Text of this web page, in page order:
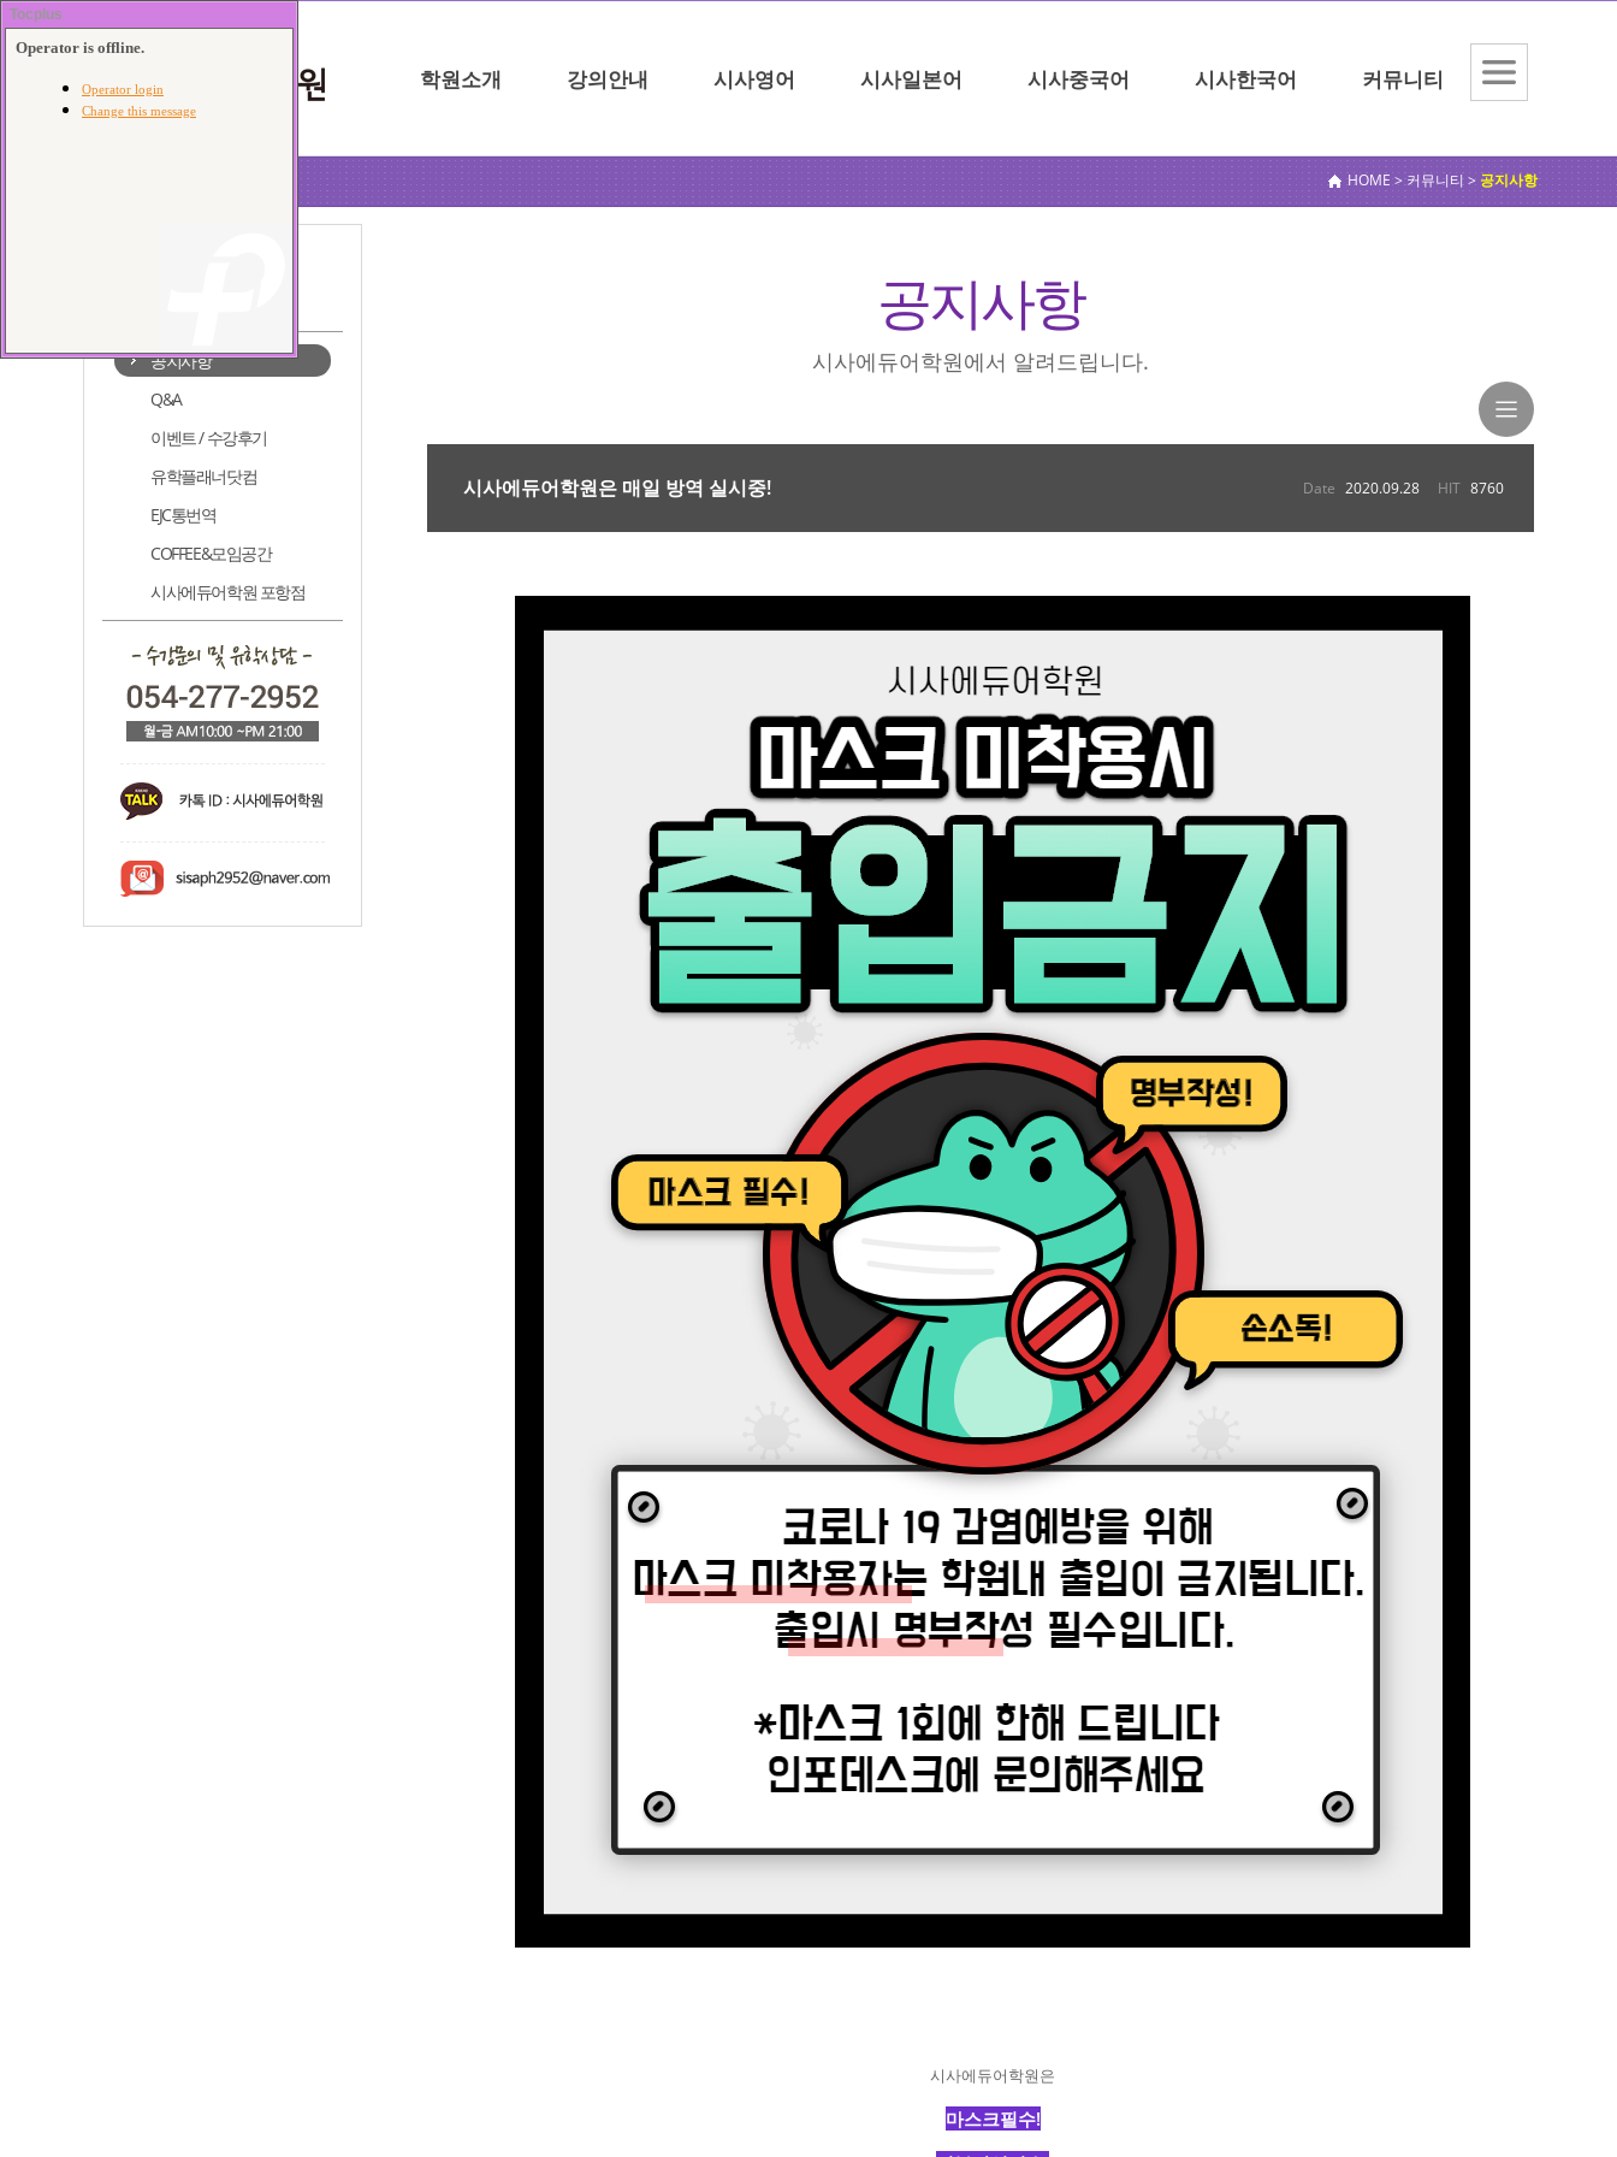
포항점
학원소개 강의안내 시사영어 시사일본어 시사중국어 시사한국어 커뮤니티
HOME > 커뮤니티 > 공지사항
공지사항
Q&A
이벤트 / 수강후기
유학플래너닷컴
EJC통번역
COFFEE&모임공간
시사에듀어학원 포항점
공지사항
시사에듀어학원에서 알려드립니다.
시사에듀어학원은 매일 방역 실시중! Date 2020.09.28 HIT 8760
시사에듀어학원은
마스크필수!